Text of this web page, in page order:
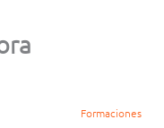
Formaciones